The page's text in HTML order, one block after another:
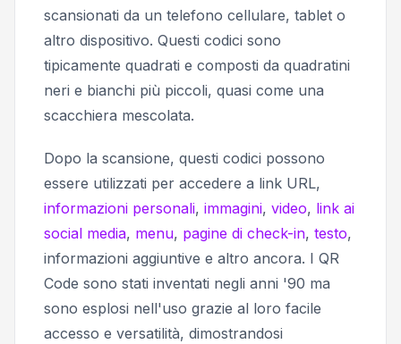
scansionati da un telefono cellulare, tablet o
altro dispositivo. Questi codici sono
tipicamente quadrati e composti da quadratini
neri e bianchi più piccoli, quasi come una
scacchiera mescolata.
Dopo la scansione, questi codici possono
essere utilizzati per accedere a link URL,
informazioni personali, immagini, video, link ai
social media, menu, pagine di check-in, testo,
informazioni aggiuntive e altro ancora. I QR
Code sono stati inventati negli anni '90 ma
sono esplosi nell'uso grazie al loro facile
accesso e versatilità, dimostrandosi